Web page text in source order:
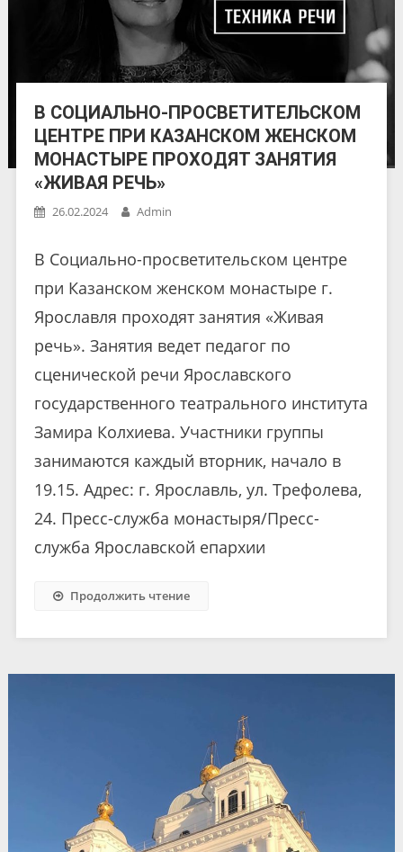
В СОЦИАЛЬНО-ПРОСВЕТИТЕЛЬСКОМ
ЦЕНТРЕ ПРИ КАЗАНСКОМ ЖЕНСКОМ
МОНАСТЫРЕ ПРОХОДЯТ ЗАНЯТИЯ
«ЖИВАЯ РЕЧЬ»
26.02.2024 Admin
В Социально-просветительском центре
при Казанском женском монастыре г.
Ярославля проходят занятия «Живая
речь». Занятия ведет педагог по
сценической речи Ярославского
государственного театрального института
Замира Колхиева. Участники группы
занимаются каждый вторник, начало в
19.15. Адрес: г. Ярославль, ул. Трефолева,
24. Пресс-служба монастыря/Пресс-
служба Ярославской епархии
Продолжить чтение